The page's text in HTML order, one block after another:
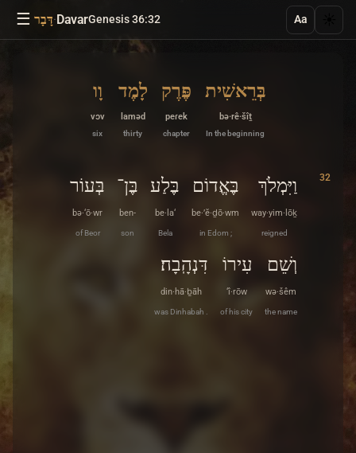
☰ דָּבָר·DavarGenesis 36:32 Aa
בְּרֵאשִׁית
bə·rê·šîṯ
In the beginning
פֶּרֶק
peɾek
chapter
לָמֶד
laməd
thirty
וָו
vɔv
six
32 וַיִּמְלֹךְ
way·yim·lōḵ
reigned
בֶּאֱדוֹם
be·’ĕ·ḏō·wm
in Edom ;
בֶּלַע
be·la‘
Bela
בֶּן־
ben-
son
בְּעוֹר
bə·‘ō·wr
of Beor
וְשֵׁם
wə·šêm
the name
עִירוֹ
‘î·rōw
of his city
דִּנְהָֽבָה׃
din·hā·ḇāh
was Dinhabah .